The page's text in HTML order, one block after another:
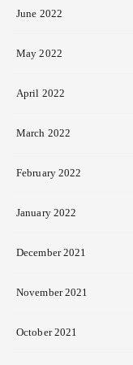
June 2022
May 2022
April 2022
March 2022
February 2022
January 2022
December 2021
November 2021
October 2021